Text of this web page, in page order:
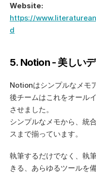
Website:
https://
d
5. Notion - 美しい
Notionはシンプルなメモ
後チームはこれをオール
させました。
シンプルなメモから、統
スまで揃っています。
執筆するだけでなく、執
きる、あらゆるツールを